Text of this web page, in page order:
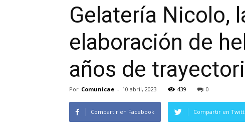
Gelatería Nicolo,
elaboración de
años de
Por Comunicae - 10 abril, 2023 439 0
Compartir en Facebook Compartir en